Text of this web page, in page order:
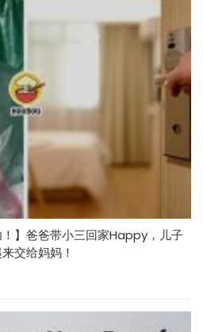
！】爸爸带小三回家Happy，儿子
交给妈妈！